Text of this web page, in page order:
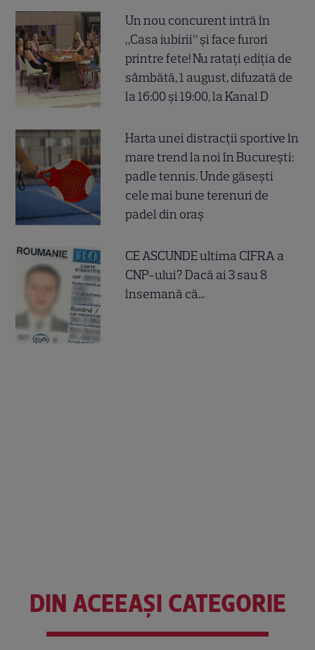
Un nou concurent intră în
„Casa iubirii” și face furori
printre fete! Nu ratați ediția de
sâmbătă, 1 august, difuzată de
la 16:00 și 19:00, la Kanal D
Harta unei distracții sportive în
mare trend la noi în București:
padle tennis. Unde găsești
cele mai bune terenuri de
padel din oraș
CE ASCUNDE ultima CIFRA a
CNP-ului? Dacă ai 3 sau 8
însemană că...
DIN ACEEAȘI CATEGORIE